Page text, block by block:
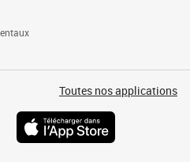
Toutes nos applications